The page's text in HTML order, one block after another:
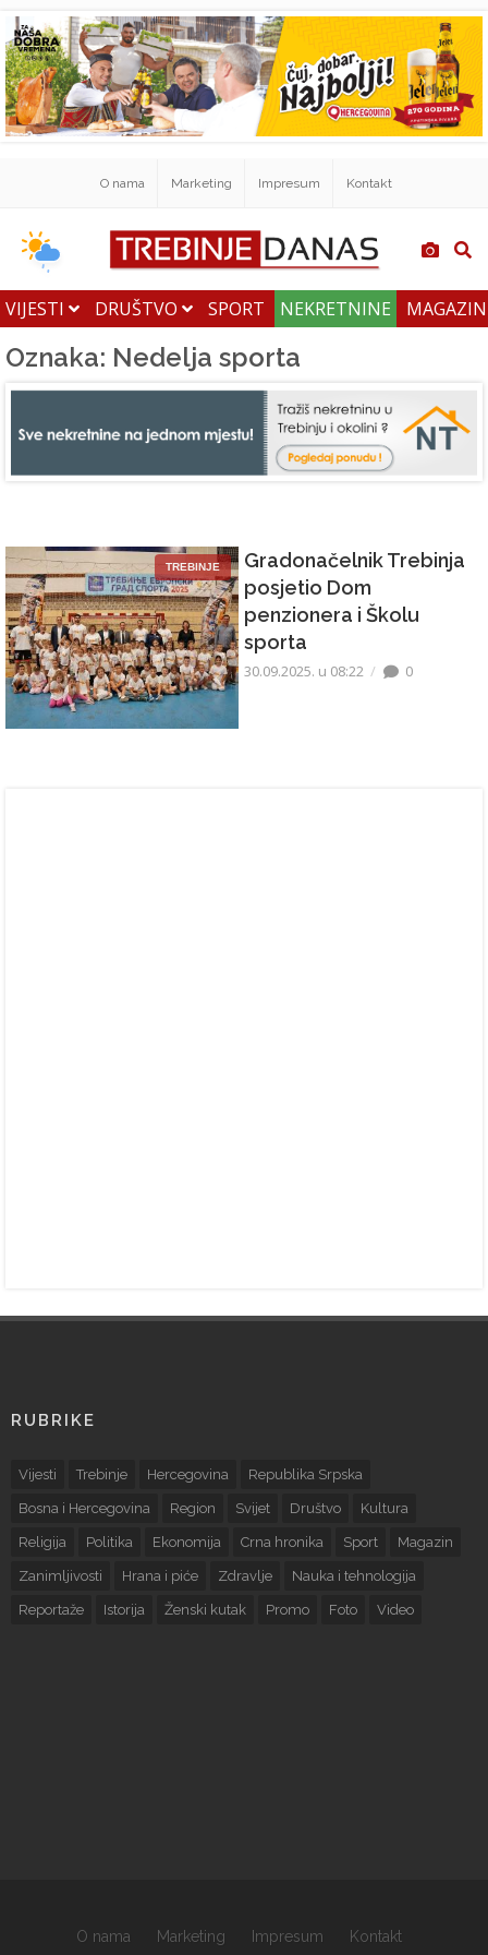
O nama Marketing Impresum Kontakt
VIJESTI DRUŠTVO SPORT NEKRETNINE
Oznaka: Nedelja sporta
TREBINJE
Gradonačelnik Trebinja
posjetio Dom
penzionera i Školu
sporta
30.09.2025. u 08:22 0
RUBRIKE
Vijesti Trebinje Hercegovina Republika Srpska
Bosna i Hercegovina Region Svijet Društvo Kultura
Religija Politika Ekonomija Crna hronika Sport Magazin
Zanimljivosti Hrana i piće Zdravlje Nauka i tehnologija
Reportaže Istorija Ženski kutak Promo Foto Video
O nama Marketing Impresum Kontakt